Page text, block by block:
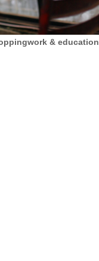
work & education